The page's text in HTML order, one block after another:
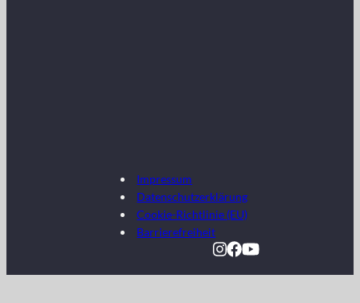
Impressum
Datenschutzerklärung
Cookie-Richtlinie (EU)
Barrierefreiheit